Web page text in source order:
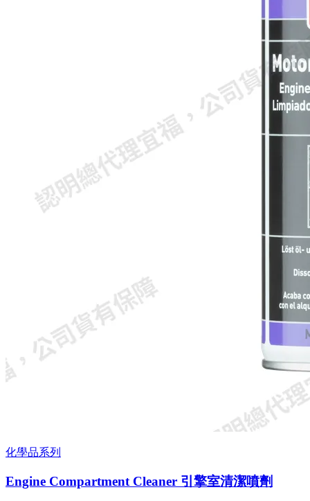
化學品系列
Engine Compartment Cleaner 引擎室清潔噴劑